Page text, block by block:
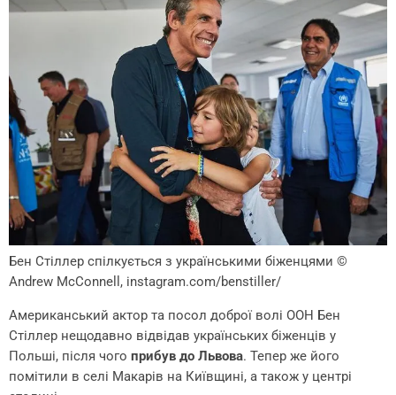
Бен Стіллер спілкується з українськими біженцями ©
Andrew McConnell, instagram.com/benstiller/
Американський актор та посол доброї волі ООН Бен
Стіллер нещодавно відвідав українських біженців у
Польші, після чого прибув до Львова. Тепер же його
помітили в селі Макарів на Київщині, а також у центрі